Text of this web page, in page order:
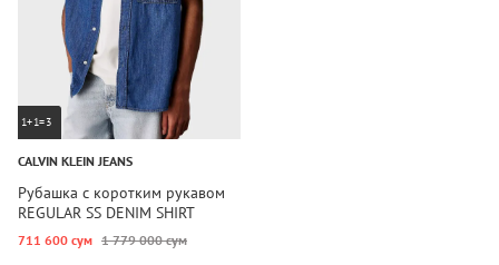
1+1=3
CALVIN KLEIN JEANS
Рубашка с коротким рукавом
REGULAR SS DENIM SHIRT
711 600 сум 1 779 000 сум